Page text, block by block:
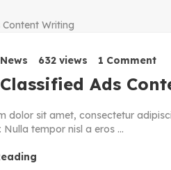
News 632 views 1 Comment
Classified Ads
dolor sit amet, consectetur
Nulla tempor nisl a eros ...